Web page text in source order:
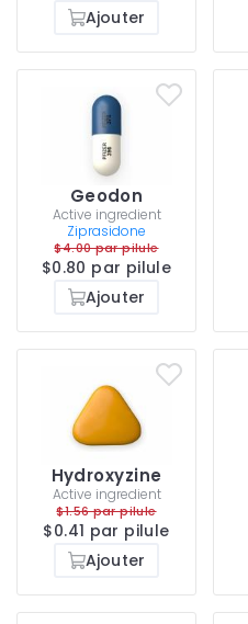
Ajouter
Geodon
Active ingredient
Ziprasidone
$4.00 par pilule
$0.80 par pilule
Ajouter
Hydroxyzine
Active ingredient
$1.56 par pilule
$0.41 par pilule
Ajouter